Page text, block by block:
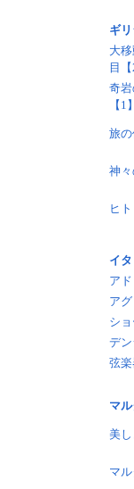
ギ
大
目【
奇
【1
旅の
神々
ヒ
イ
ア
ア
シ
デ
弦
マル
美
マ